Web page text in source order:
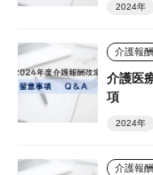
2024年
介護報
介護医
項
2024年
介護報